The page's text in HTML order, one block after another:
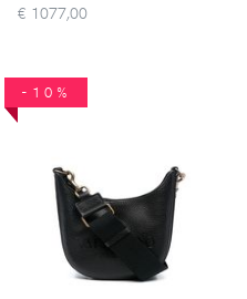
€ 1077,00
-10%